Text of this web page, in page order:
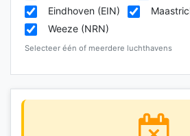
Eindhoven (EIN)
Weeze (NRN)
Selecteer één of meerdere luchthavens